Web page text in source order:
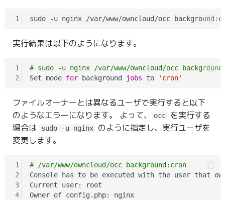
1
実行結果は以下のようになります。
1
2
# sudo -u nginx /var/www/owncloud/occ
Set mode for background jobs to 'cron'
ファイルオーナーとは異なるユーザで実行すると以下
のようなエラーになります。 よって、
occ
を実行する
場合は
sudo -u nginx
のように指定し、実行ユーザを
変更します。
1
2
3
4
# /var/www/owncloud/occ background:cron
Console has to be executed with the user that
Current user: root
Owner of config.php: nginx